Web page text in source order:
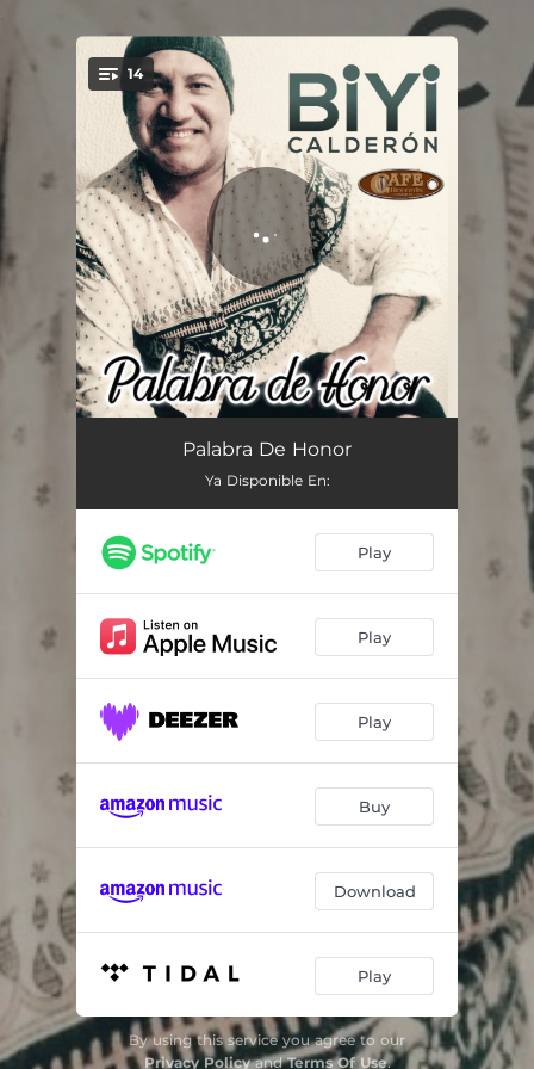
You're all set!
14
Palabra de Honor
Triste en Soledad
Decidete Corazón 03:57
Mi Dilema 04:27
La Mujer Ideal 04:26
No Pidas Cariño
Enamorado de Ti 05:39
04:54
03:53
Nací para Cantar 04:09
La Miel de Tus Besos 04:06
Vives en Mi Mente 03:52
Palabra De Honor
Ya Disponible En:
Play
Play
Play
Buy
Download
Play
By using this service you agree to our
Privacy PolicyandTerms Of Use.